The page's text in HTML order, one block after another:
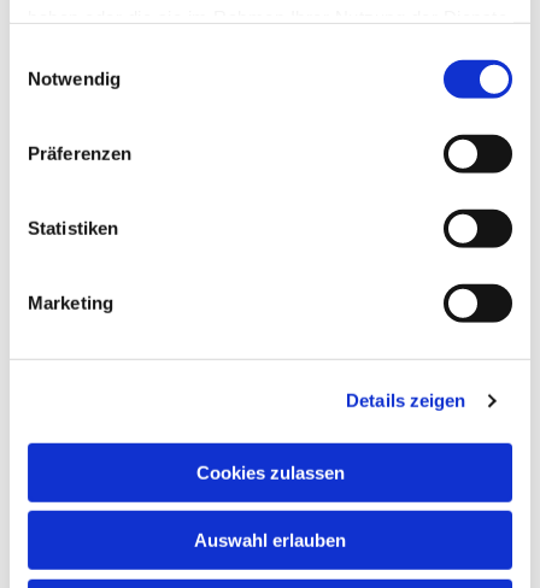
Notwendig
Präferenzen
Statistiken
Marketing
Details zeigen
Cookies zulassen
Auswahl erlauben
einem kleinen Streicherensemble und der der
Dies könnte Sie auch